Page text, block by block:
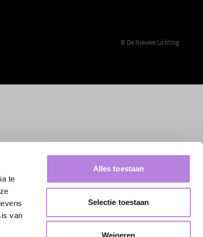
te
van
Alles toestaan
Selectie toestaan
Weigeren
© De Nieuwe Lichting